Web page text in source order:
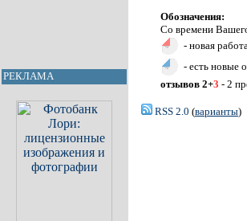
РЕКЛАМА
Обозначения:
Со времени
- новая
- есть новые
отзывов 2+3 - 2
RSS 2.0 (варианты)